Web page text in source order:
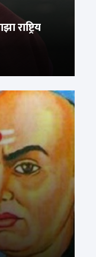
राष्ट्रिय